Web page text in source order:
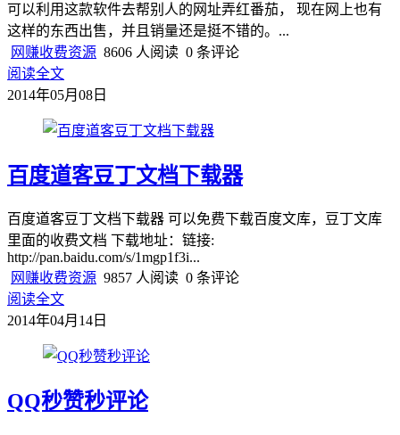
可以利用这款软件去帮别人的网址弄红番茄， 现在网上也有
这样的东西出售，并且销量还是挺不错的。...
网赚收费资源 8606 人阅读 0 条评论
阅读全文
2014年05月08日
百度道客豆丁文档下载器
百度道客豆丁文档下载器 可以免费下载百度文库，豆丁文库
里面的收费文档 下载地址：链接:
http://pan.baidu.com/s/1mgp1f3i...
网赚收费资源 9857 人阅读 0 条评论
阅读全文
2014年04月14日
QQ秒赞秒评论